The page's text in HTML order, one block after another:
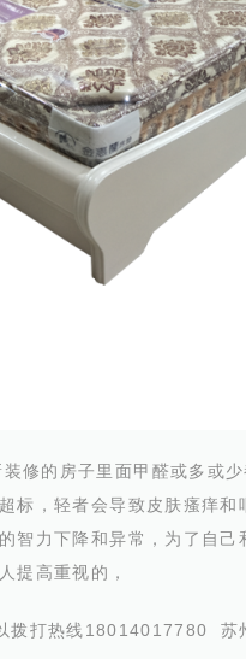
修的房子里面甲醛或多或
标，轻者会导致皮肤瘙痒
智力下降和异常，为了自
提高重视的，
拨打热线18014017780 苏